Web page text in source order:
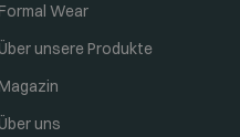
Wear
unsere Produkte
uns